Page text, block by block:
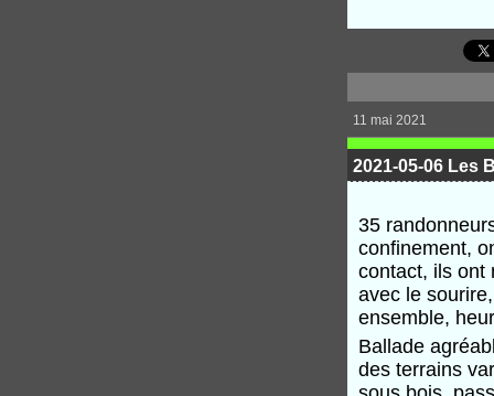
11 mai 2021
2021-05-06 Les
35
confinement,
contact, ils ont
avec le
ensemble,
Ballade
des terrains